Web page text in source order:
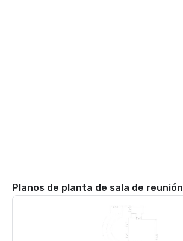
Planos de planta de sala de reunión